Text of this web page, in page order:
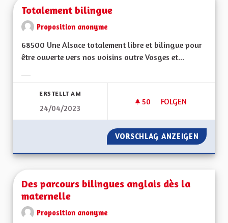
Totalement bilingue
Proposition anonyme
68500 Une Alsace totalement libre et bilingue pour
être ouverte vers nos voisins outre Vosges et...
ERSTELLT AM
24/04/2023
50 50 FOLLOWER
FOLGEN
TOTALEMENT
VORSCHLAG ANZEIGEN
Des parcours bilingues anglais dès la
maternelle
Proposition anonyme